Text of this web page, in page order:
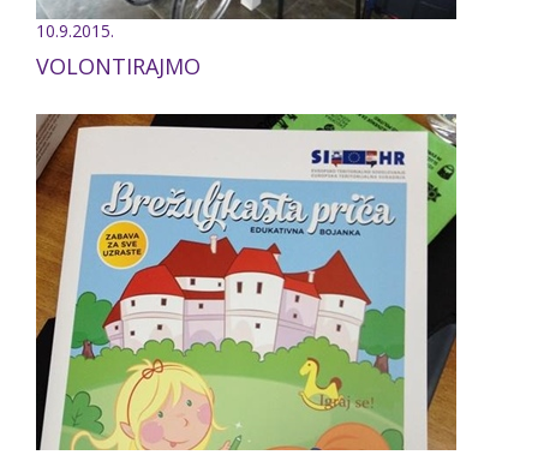
10.9.2015.
VOLONTIRAJMO